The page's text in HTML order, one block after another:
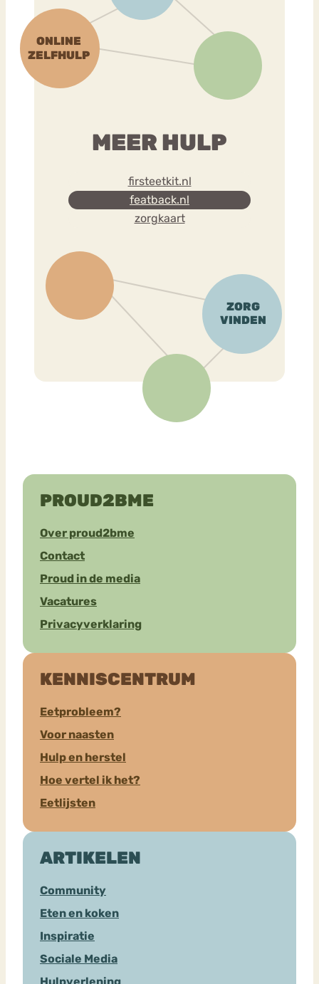
MEER HULP
firsteetkit.nl
featback.nl
zorgkaart
PROUD2BME
Over proud2bme
Contact
Proud in de media
Vacatures
Privacyverklaring
KENNISCENTRUM
Eetprobleem?
Voor naasten
Hulp en herstel
Hoe vertel ik het?
Eetlijsten
ARTIKELEN
Community
Eten en koken
Inspiratie
Sociale Media